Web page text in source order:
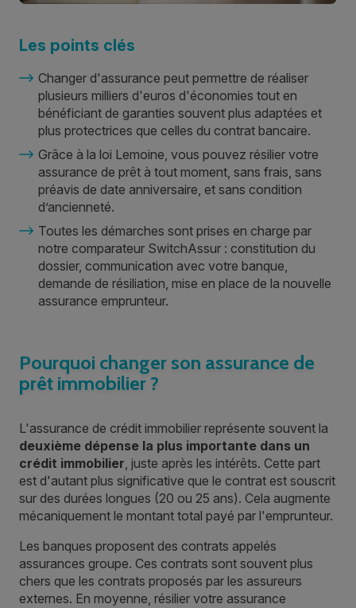
Les points clés
Changer d'assurance peut permettre de réaliser
plusieurs milliers d'euros d'économies tout en
bénéficiant de garanties souvent plus adaptées et
plus protectrices que celles du contrat bancaire.
Grâce à la loi Lemoine, vous pouvez résilier votre
assurance de prêt à tout moment, sans frais, sans
préavis de date anniversaire, et sans condition
d’ancienneté.
Toutes les démarches sont prises en charge par
notre comparateur SwitchAssur : constitution du
dossier, communication avec votre banque,
demande de résiliation, mise en place de la nouvelle
assurance emprunteur.
Pourquoi changer son assurance de
prêt immobilier ?
L'assurance de crédit immobilier représente souvent la
deuxième dépense la plus importante dans un
crédit immobilier , juste après les intérêts. Cette part
est d'autant plus significative que le contrat est souscrit
sur des durées longues (20 ou 25 ans). Cela augmente
mécaniquement le montant total payé par l'emprunteur.
Les banques proposent des contrats appelés
assurances groupe. Ces contrats sont souvent plus
chers que les contrats proposés par les assureurs
externes. En moyenne, résilier votre assurance